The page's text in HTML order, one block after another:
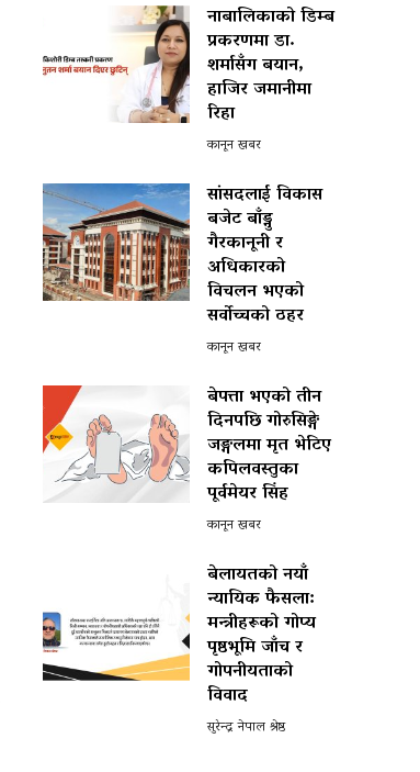
नाबालिकाको डिम्ब
प्रकरणमा डा.
शर्मासँग बयान,
हाजिर जमानीमा
रिहा
कानून खबर
सांसदलाई विकास
बजेट बाँड्नु
गैरकानूनी र
अधिकारको
विचलन भएको
सर्वोच्चको ठहर
कानून खबर
बेपत्ता भएको तीन
दिनपछि गोरुसिङ्गे
जङ्गलमा मृत भेटिए
कपिलवस्तुका
पूर्वमेयर सिंह
कानून खबर
बेलायतको नयाँ
न्यायिक फैसला:
मन्त्रीहरूको गोप्य
पृष्ठभूमि जाँच र
गोपनीयताको
विवाद
सुरेन्द्र नेपाल श्रेष्ठ